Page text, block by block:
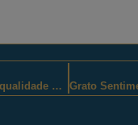
Os 7 pecados da qualidade do serviço policial militar.